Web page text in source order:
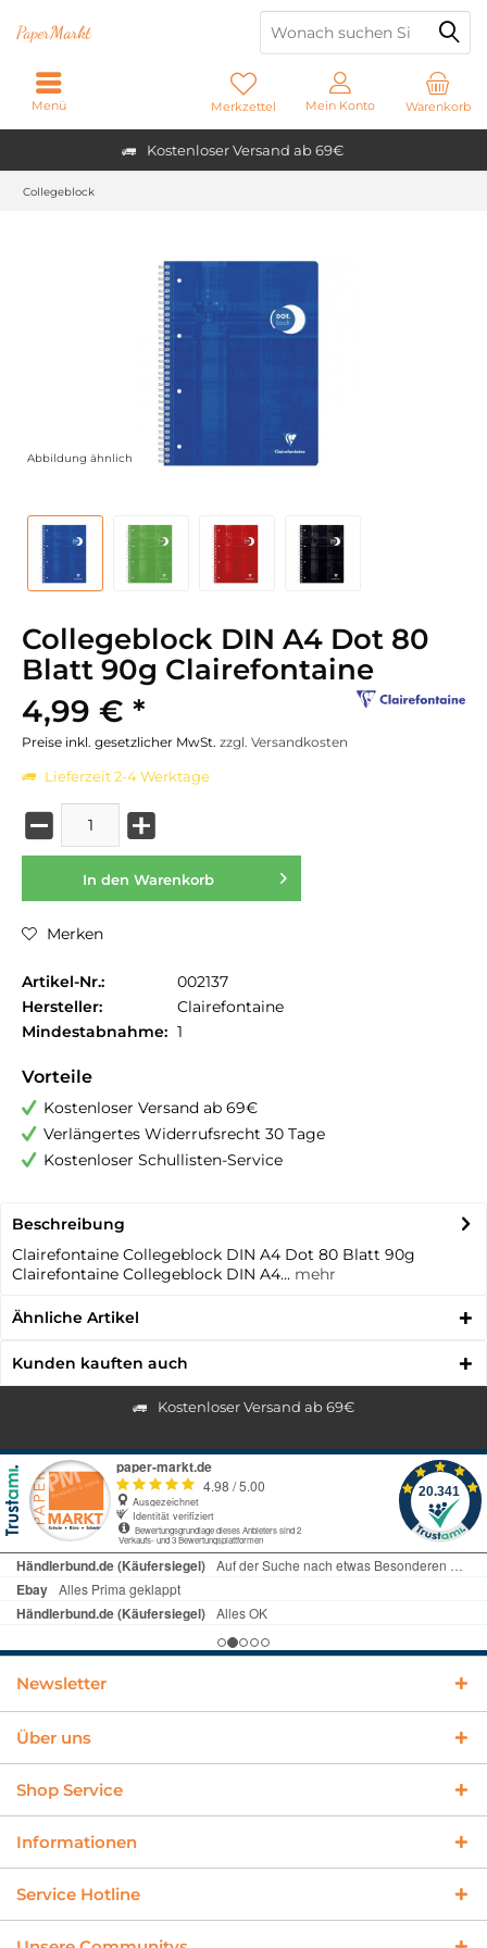
Kostenloser Versand ab 69€
PaperMarkt
Warenkorb
Merkzettel Mein Konto
Menü
Collegeblock
Abbildung ähnlich
Collegeblock DIN A4 Dot 80
Blatt 90g Clairefontaine
4,99 € *
Preise inkl. gesetzlicher MwSt. zzgl. Versandkosten
Lieferzeit 2-4 Werktage
In den Warenkorb
Merken
Artikel-Nr.:
002137
Hersteller:
Clairefontaine
Mindestabnahme: 1
Vorteile
Kostenloser Versand ab 69€
Verlängertes Widerrufsrecht 30 Tage
Kostenloser Schullisten-Service
Beschreibung
Clairefontaine Collegeblock DIN A4 Dot 80 Blatt 90g
Clairefontaine Collegeblock DIN A4... mehr
Ähnliche Artikel
Kunden kauften auch
Kostenloser Versand ab 69€
Newsletter
Über uns
Shop Service
Informationen
Service Hotline